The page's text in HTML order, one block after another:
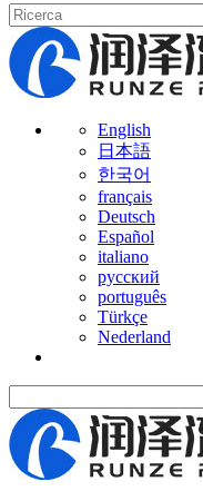
English
日本語
한국어
français
Deutsch
Español
italiano
русский
português
Türkçe
Nederland